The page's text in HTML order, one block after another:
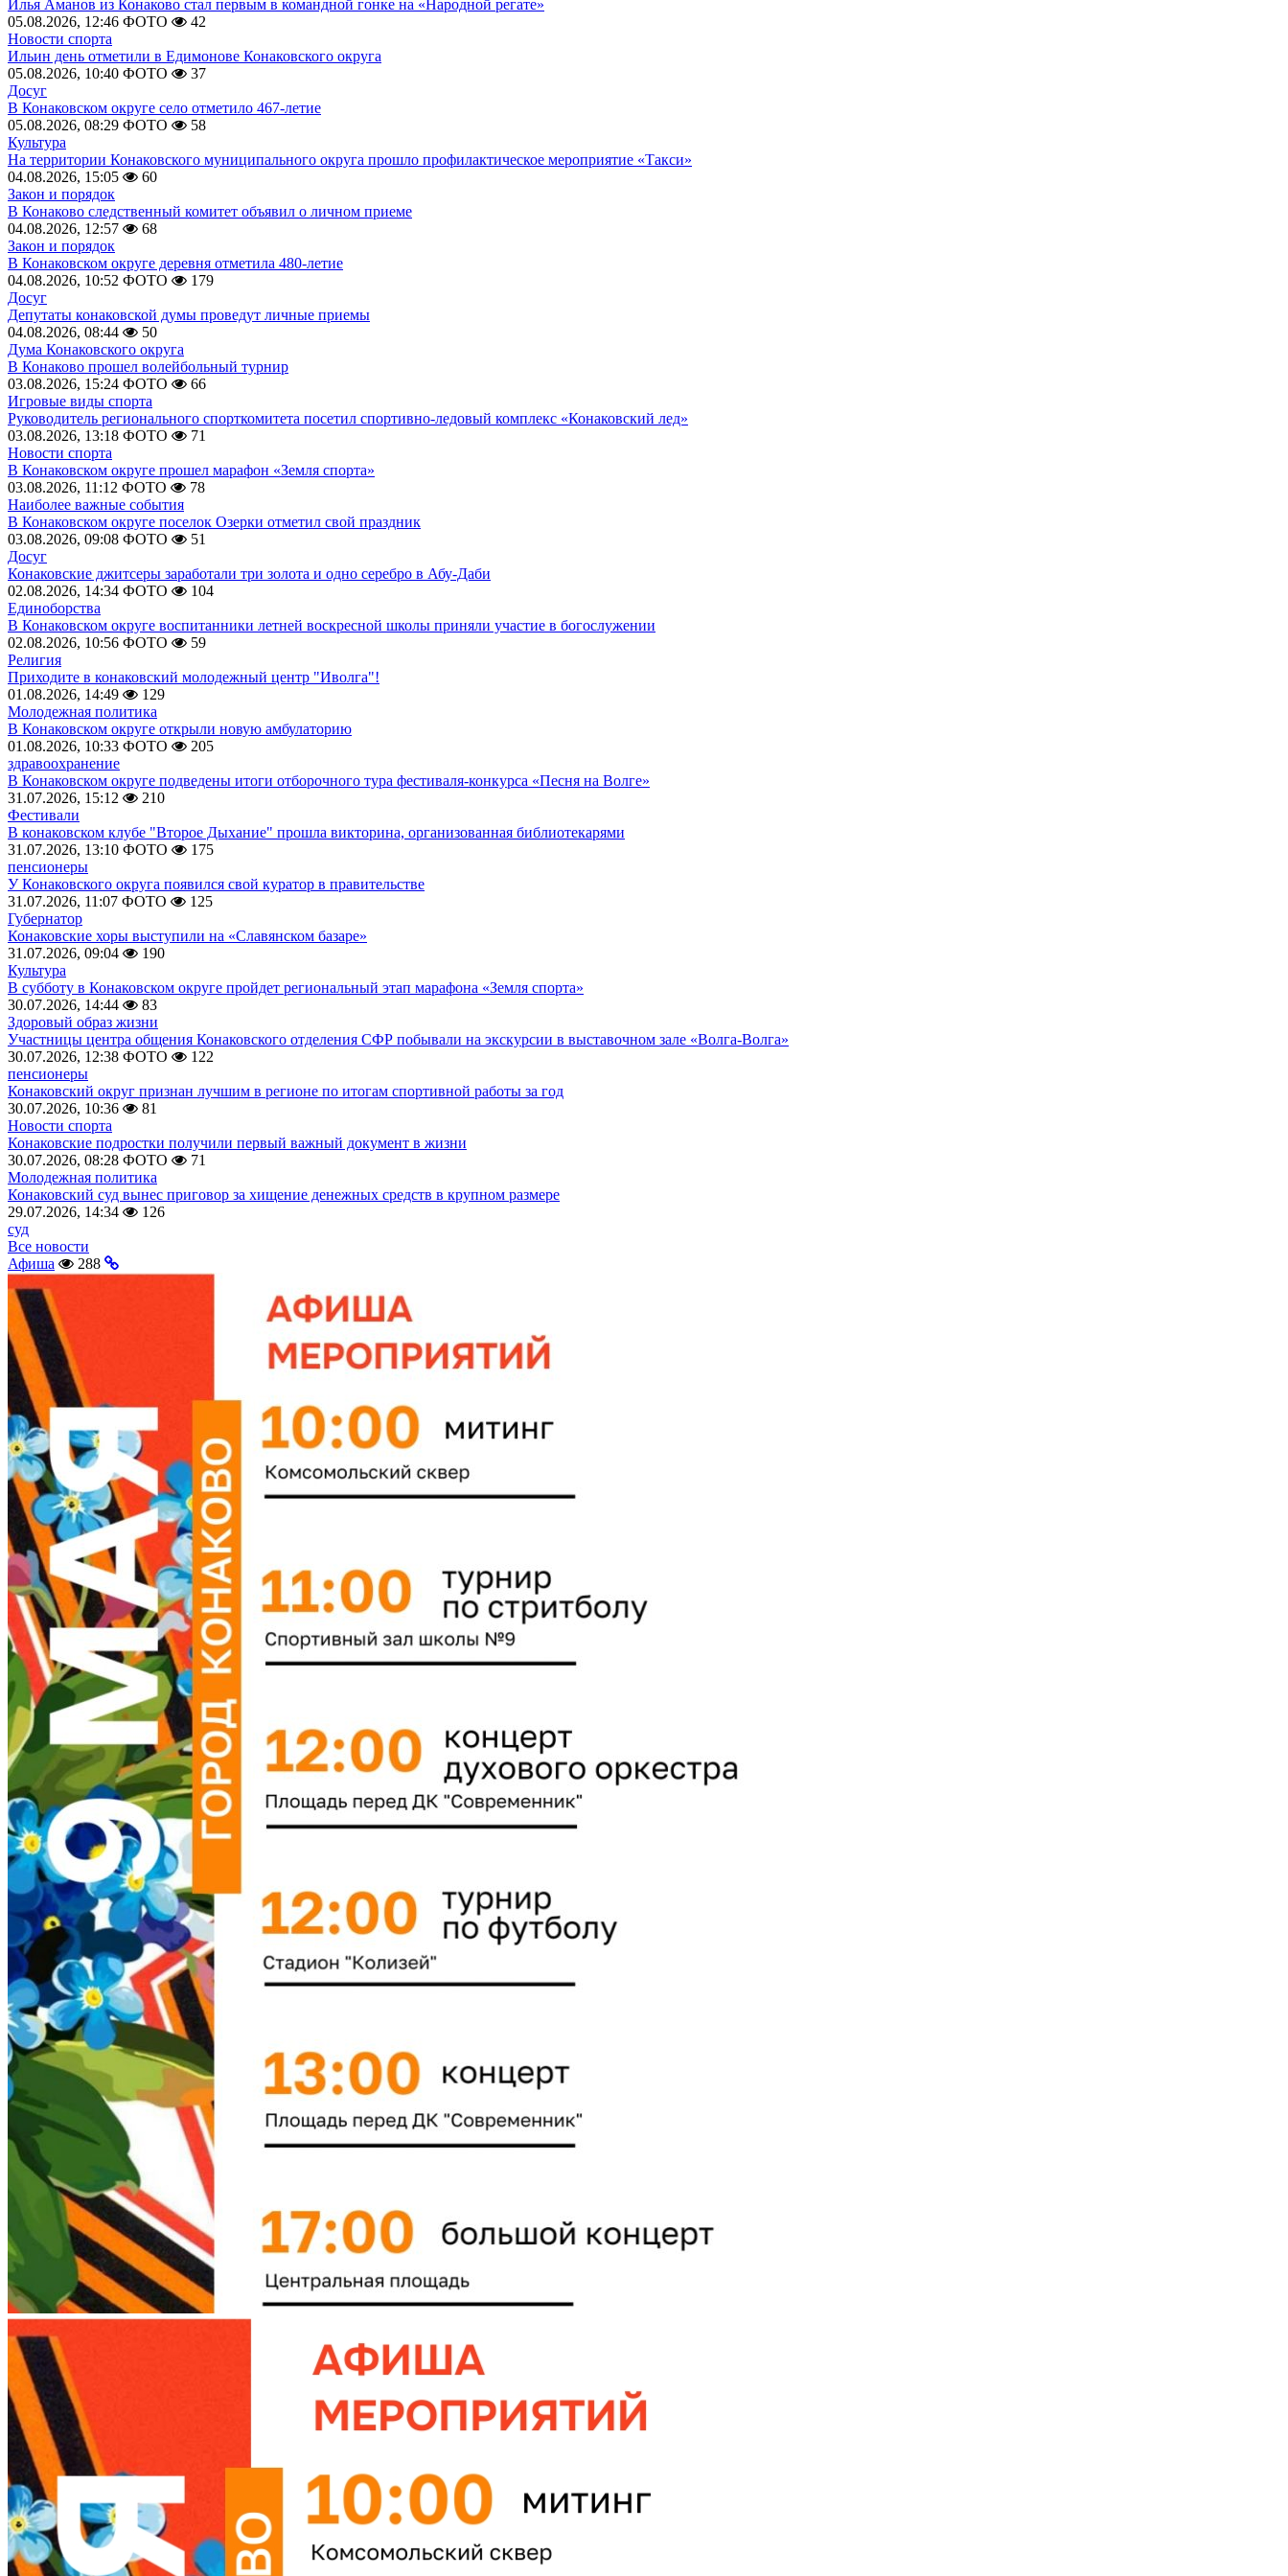
Илья Аманов из Конаково стал первым в командной гонке на «Народной регате»
05.08.2026, 12:46 ФОТО
42
Новости спорта
Ильин день отметили в Едимонове Конаковского округа
05.08.2026, 10:40 ФОТО
37
Досуг
В Конаковском округе село отметило 467-летие
05.08.2026, 08:29 ФОТО
58
Культура
На территории Конаковского муниципального округа прошло профилактическое мероприятие «Такси»
04.08.2026, 15:05
60
Закон и порядок
В Конаково следственный комитет объявил о личном приеме
04.08.2026, 12:57
68
Закон и порядок
В Конаковском округе деревня отметила 480-летие
04.08.2026, 10:52 ФОТО
179
Досуг
Депутаты конаковской думы проведут личные приемы
04.08.2026, 08:44
50
Дума Конаковского округа
В Конаково прошел волейбольный турнир
03.08.2026, 15:24 ФОТО
66
Игровые виды спорта
Руководитель регионального спорткомитета посетил спортивно-ледовый комплекс «Конаковский лед»
03.08.2026, 13:18 ФОТО
71
Новости спорта
В Конаковском округе прошел марафон «Земля спорта»
03.08.2026, 11:12 ФОТО
78
Наиболее важные события
В Конаковском округе поселок Озерки отметил свой праздник
03.08.2026, 09:08 ФОТО
51
Досуг
Конаковские джитсеры заработали три золота и одно серебро в Абу-Даби
02.08.2026, 14:34 ФОТО
104
Единоборства
В Конаковском округе воспитанники летней воскресной школы приняли участие в богослужении
02.08.2026, 10:56 ФОТО
59
Религия
Приходите в конаковский молодежный центр "Иволга"!
01.08.2026, 14:49
129
Молодежная политика
В Конаковском округе открыли новую амбулаторию
01.08.2026, 10:33 ФОТО
205
здравоохранение
В Конаковском округе подведены итоги отборочного тура фестиваля-конкурса «Песня на Волге»
31.07.2026, 15:12
210
Фестивали
В конаковском клубе "Второе Дыхание" прошла викторина, организованная библиотекарями
31.07.2026, 13:10 ФОТО
175
пенсионеры
У Конаковского округа появился свой куратор в правительстве
31.07.2026, 11:07 ФОТО
125
Губернатор
Конаковские хоры выступили на «Славянском базаре»
31.07.2026, 09:04
190
Культура
В субботу в Конаковском округе пройдет региональный этап марафона «Земля спорта»
30.07.2026, 14:44
83
Здоровый образ жизни
Участницы центра общения Конаковского отделения СФР побывали на экскурсии в выставочном зале «Волга-Волга»
30.07.2026, 12:38 ФОТО
122
пенсионеры
Конаковский округ признан лучшим в регионе по итогам спортивной работы за год
30.07.2026, 10:36
81
Новости спорта
Конаковские подростки получили первый важный документ в жизни
30.07.2026, 08:28 ФОТО
71
Молодежная политика
Конаковский суд вынес приговор за хищение денежных средств в крупном размере
29.07.2026, 14:34
126
суд
Все новости
Афиша
288